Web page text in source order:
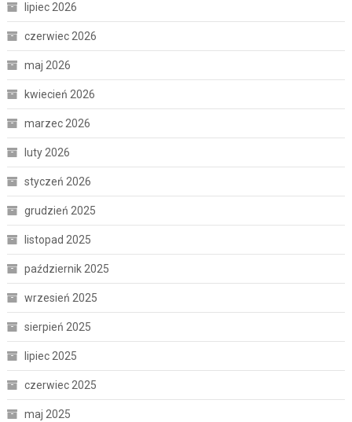
lipiec 2026
czerwiec 2026
maj 2026
kwiecień 2026
marzec 2026
luty 2026
styczeń 2026
grudzień 2025
listopad 2025
październik 2025
wrzesień 2025
sierpień 2025
lipiec 2025
czerwiec 2025
maj 2025